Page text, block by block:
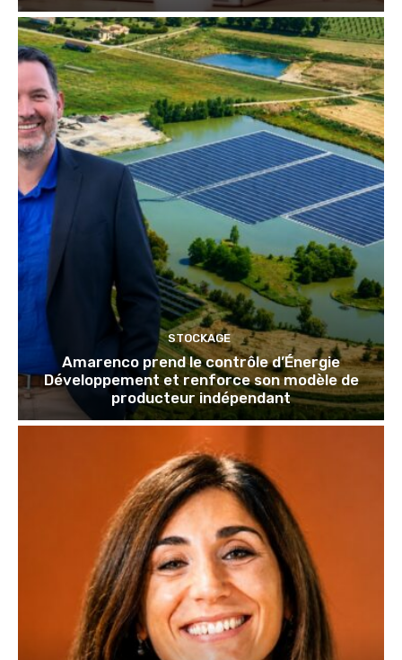
STOCKAGE
Amarenco prend le contrôle d’Énergie
Développement et renforce son modèle de
producteur indépendant